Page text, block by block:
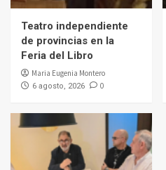
Teatro independiente
de provincias en la
Feria del Libro
Maria Eugenia Montero
6 agosto, 2026 0